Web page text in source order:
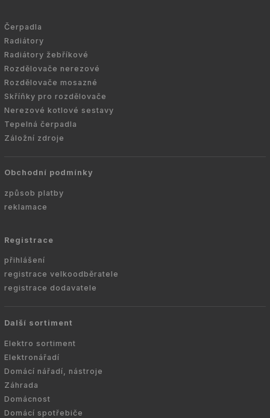
Čerpadla
Radiátory
Radiátory žebříkové
Rozdělovače nerezové
Rozdělovače mosazné
Skříňky pro rozdělovače
Nerezové kotlové sestavy
Tepelná čerpadla
Záložní zdroje
Obchodní podmínky
způsob platby
reklamace
Registrace
přihlášení
registrace velkoodběratele
registrace dodavatele
Další sortiment
Elektro sortiment
Elektronářadí
Domácí nářadí, nástroje
Záhrada
Domácnost
Domácí spotřebiče